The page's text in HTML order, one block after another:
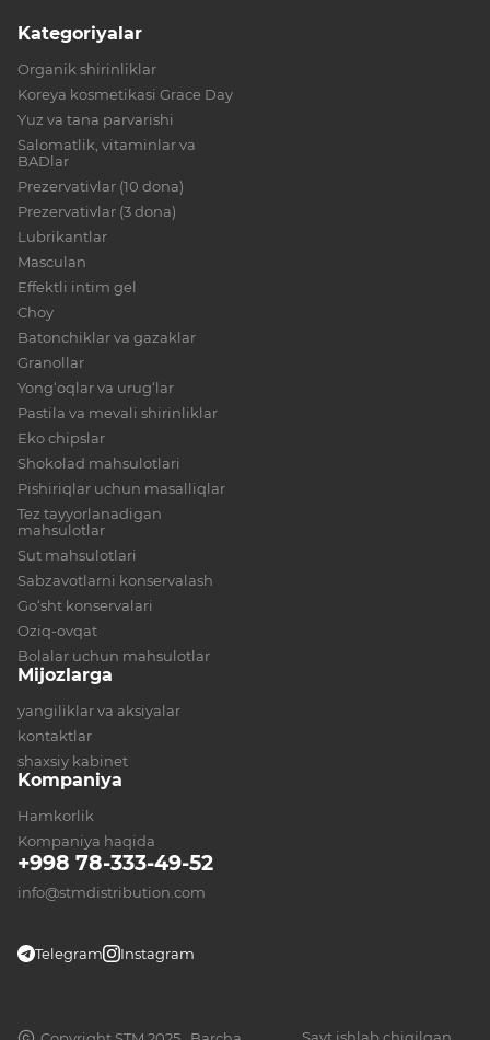
+998 78-333-49-52
info@stmdistribution.com
Telegram Instagram
Kategoriyalar
Organik shirinliklar
Koreya kosmetikasi Grace Day
Yuz va tana parvarishi
Salomatlik, vitaminlar va
BADlar
Prezervativlar (10 dona)
Prezervativlar (3 dona)
Lubrikantlar
Masculan
Effektli intim gel
Choy
Batonchiklar va gazaklar
Granollar
Yong‘oqlar va urug‘lar
Pastila va mevali shirinliklar
Eko chipslar
Shokolad mahsulotlari
Pishiriqlar uchun masalliqlar
Tez tayyorlanadigan
mahsulotlar
Sut mahsulotlari
Sabzavotlarni konservalash
Go‘sht konservalari
Oziq-ovqat
Bolalar uchun mahsulotlar
Mijozlarga
yangiliklar va aksiyalar
kontaktlar
shaxsiy kabinet
Kompaniya
Hamkorlik
Kompaniya haqida